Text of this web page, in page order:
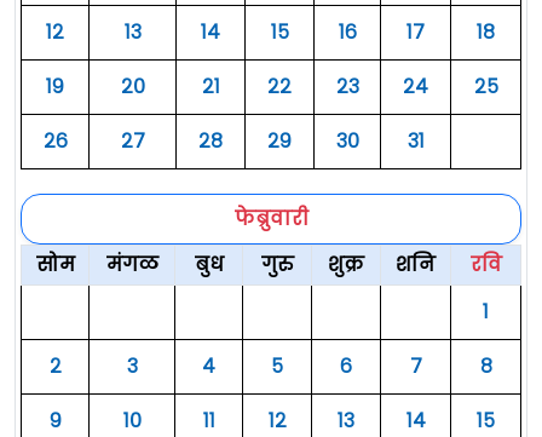
१२
१३ १४ १५ १६ १७
१८
१९
२० २१ २२ २३ २४
२५
२६
२७ २८ २९ ३० ३१
फेब्रुवारी
सोम
मंगळ बुध गुरु शुक्र शनि
रवि
१
२
३ ४ ५ ६ ७
८
९
१० ११ १२ १३ १४
१५